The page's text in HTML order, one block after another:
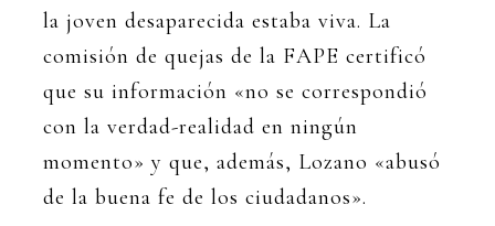
la joven desaparecida estaba viva. La
comisión de quejas de la FAPE certificó
que su información «no se correspondió
con la verdad-realidad en ningún
momento» y que, además, Lozano «abusó
de la buena fe de los ciudadanos».